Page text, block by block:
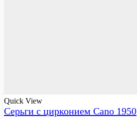
Quick View
Серьги с цирконием Cano 1950